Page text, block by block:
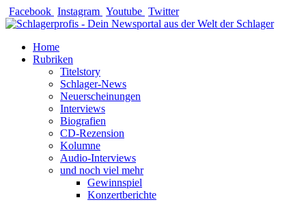
Zum
Inhalt
Facebook Instagram Youtube Twitter
Home
Rubriken
Titelstory
Schlager-News
Neuerscheinungen
Interviews
Biografien
CD-Rezension
Kolumne
Audio-Interviews
und noch viel mehr
Gewinnspiel
Konzertberichte